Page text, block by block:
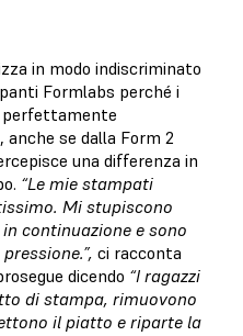
in modo indiscriminato
Formlabs perché i
anche se dalla Form 2
una differenza in
“Le mie stampati
Mi stupiscono
continuazione e sono
ci racconta
dicendo “I ragazzi
di stampa, rimuovono
il piatto e riparte la